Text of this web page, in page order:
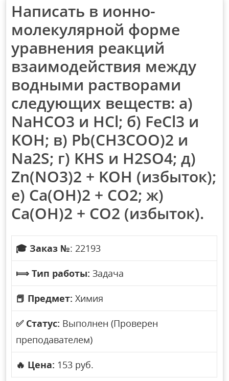
Написать в ионно-
молекулярной форме
уравнения реакций
взаимодействия между
водными растворами
следующих веществ: а)
NaHCO3 и HCl; б) FeCl3 и
KOH; в) Pb(CH3COO)2 и
Na2S; г) KHS и H2SO4; д)
Zn(NO3)2 + KOH (избыток);
е) Ca(OH)2 + CO2; ж)
Ca(OH)2 + CO2 (избыток).
🎓 Заказ №: 22193
⟾ Тип работы: Задача
📕 Предмет: Химия
✅ Статус: Выполнен (Проверен
преподавателем)
🔥 Цена: 153 руб.